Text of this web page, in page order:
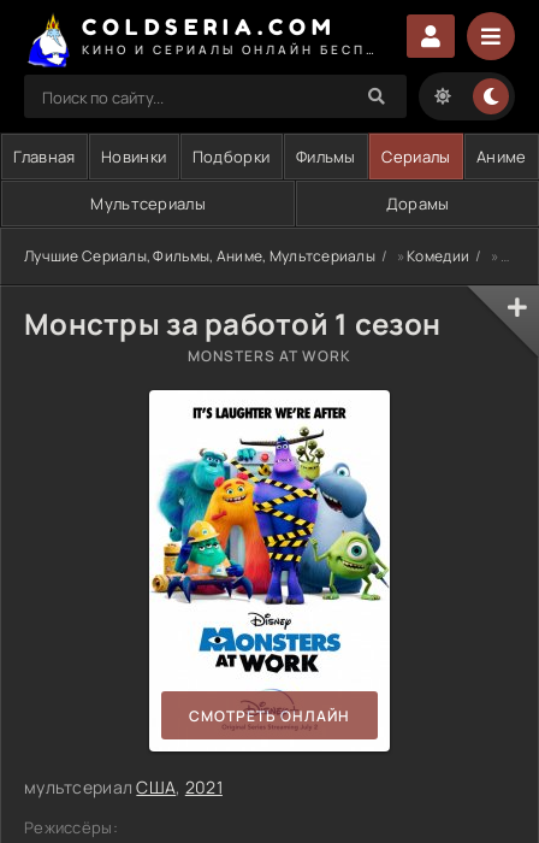
COLDSERIA.COM
Главная Новинки Подборки Фильмы Сериалы Аниме
Мультсериалы Дорамы
Лучшие Сериалы, Фильмы, Аниме, Мультсериалы »Комедии » Монстры за работой 1 сезон
Монстры за работой 1 сезон
MONSTERS AT WORK
СМОТРЕТЬ ОНЛАЙН
мультсериалСША, 2021
Режиссёры: